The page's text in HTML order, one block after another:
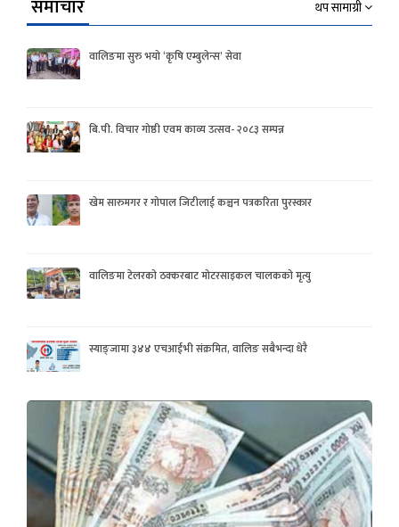
समाचार थप सामाग्री
वालिङमा सुरु भयो ‘कृषि एम्बुलेन्स’ सेवा
बि.पी. विचार गोष्ठी एवम काव्य उत्सव- २०८३ सम्पन्न
खेम सारुमगर र गोपाल जिटीलाई कञ्चन पत्रकरिता पुरस्कार
वालिङमा टेलरको ठक्करबाट मोटरसाइकल चालकको मृत्यु
स्याङ्जामा ३४४ एचआईभी संक्रमित, वालिङ सबैभन्दा धेरै